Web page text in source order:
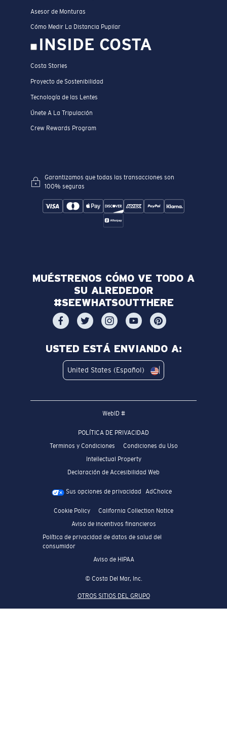
Asesor de Monturas
Cómo Medir La Distancia Pupilar
INSIDE COSTA
Costa Stories
Proyecto de Sostenibilidad
Tecnología de las Lentes
Únete A La Tripulación
Crew Rewards Program
Garantizamos que todas las transacciones son
100% seguras
MUÉSTRENOS CÓMO VE TODO A
SU ALREDEDOR
#SEEWHATSOUTTHERE
USTED ESTÁ ENVIANDO A:
United States (Español)
WebID #
POLÍTICA DE PRIVACIDAD
Terminos y Condiciones
Condiciones du Uso
Intellectual Property
Declaración de Accesibilidad Web
Sus opciones de privacidad AdChoice
Cookie Policy
California Collection Notice
Aviso de incentivos financieros
Política de privacidad de datos de salud del
consumidor
Aviso de HIPAA
© Costa Del Mar, Inc.
OTROS SITIOS DEL GRUPO